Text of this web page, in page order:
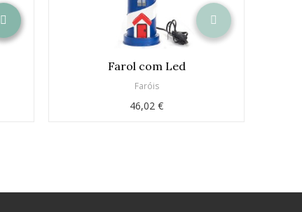
Farol com Led
Faróis
46,02 €